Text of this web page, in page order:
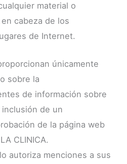
material o
cabeza de los
de Internet.
únicamente
sobre la
de información sobre
de un
de la página web
CLINICA.
autoriza menciones a sus